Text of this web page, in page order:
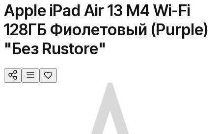
Apple iPad Air 13 M4 Wi-Fi
128ГБ Фиолетовый (Purple)
"Без Rustore"